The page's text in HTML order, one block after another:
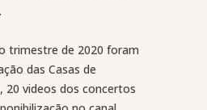
trimestre de 2020 foram
das Casas de
20 videos dos concertos